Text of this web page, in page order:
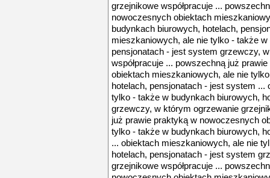
grzejnikowe współpracuje ...
nowoczesnych obiektach
budynkach biurowych, hotelach,
mieszkaniowych, ale nie tylko - także
pensjonatach - jest system grzewczy,
współpracuje ... powszechną już
obiektach mieszkaniowych, ale nie
hotelach, pensjonatach - jest system
tylko - także w budynkach biurowych,
grzewczy, w którym ogrzewanie
już prawie praktyką w nowoczesnych
tylko - także w budynkach biurowych,
... obiektach mieszkaniowych, ale nie
hotelach, pensjonatach - jest system
grzejnikowe współpracuje ...